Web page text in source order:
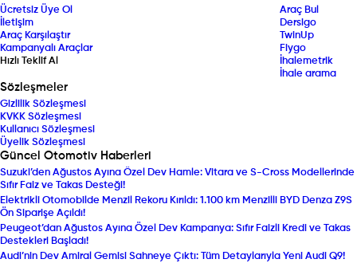
Ücretsiz Üye Ol
İletişim
Araç Karşılaştır
Kampanyalı Araçlar
Hızlı Teklif Al
Araç Bul
Dersigo
TwinUp
Fiygo
İhalemetrik
İhale arama
Sözleşmeler
Gizlilik Sözleşmesi
KVKK Sözleşmesi
Kullanıcı Sözleşmesi
Üyelik Sözleşmesi
Güncel Otomotiv Haberleri
Suzuki’den Ağustos Ayına Özel Dev Hamle: Vitara ve S-Cross Modellerinde
Sıfır Faiz ve Takas Desteği!
Elektrikli Otomobilde Menzil Rekoru Kırıldı: 1.100 km Menzilli BYD Denza Z9S
Ön Siparişe Açıldı!
Peugeot’dan Ağustos Ayına Özel Dev Kampanya: Sıfır Faizli Kredi ve Takas
Destekleri Başladı!
Audi’nin Dev Amiral Gemisi Sahneye Çıktı: Tüm Detaylarıyla Yeni Audi Q9!